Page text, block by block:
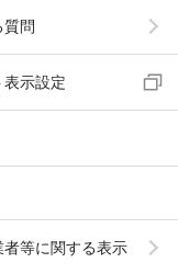
質問
示設定
者等に関する表示